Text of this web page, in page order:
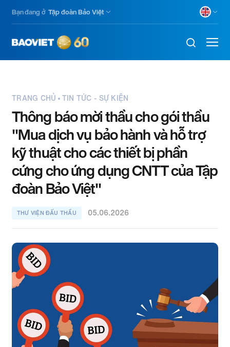
dung
Bạn đang ở Tập đoàn Bảo Việt
TRANG CHỦ TIN TỨC - SỰ KIỆN
Thông báo mời thầu cho gói thầu
"Mua dịch vụ bảo hành và hỗ trợ
kỹ thuật cho các thiết bị phần
cứng cho ứng dụng CNTT của Tập
đoàn Bảo Việt"
THƯ VIỆN ĐẤU THẦU 05.06.2026